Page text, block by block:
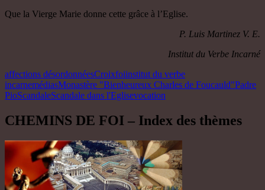
Que la Vierge Marie donne cette grâce à l’Eglise.
P. Luis Martinez V. E.
Institut du Verbe Incarné
affections désordonnéesCroixfoiinstitut du verbe
incarnemédiasMonastère "Bienheureux Charles de Foucauld"Padre
PioScandaleScandale dans l'Eglisevocation
CHEMINS DE FOI – Index des thèmes